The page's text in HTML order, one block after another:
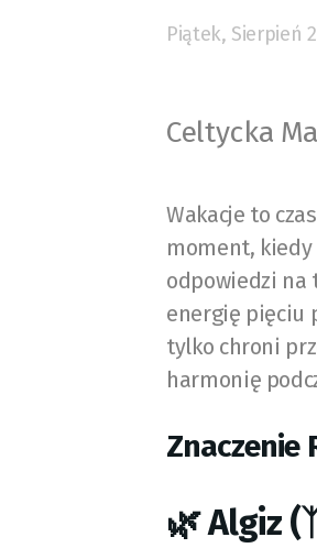
Piątek, Sierpień
Celtycka
Wakacje to
moment,
odpowiedzi na
energię pięciu
tylko chroni
harmonię
Znaczenie
🌿 Algiz